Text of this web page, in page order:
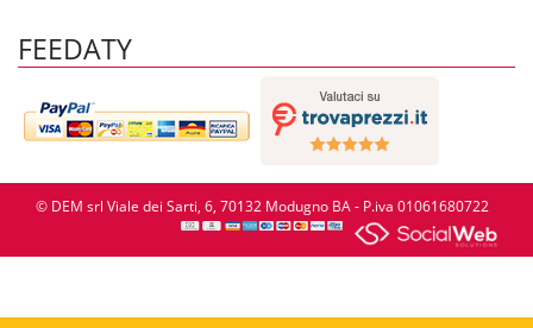
FEEDATY
© DEM srl Viale dei Sarti, 6, 70132 Modugno BA - P.iva 01061680722